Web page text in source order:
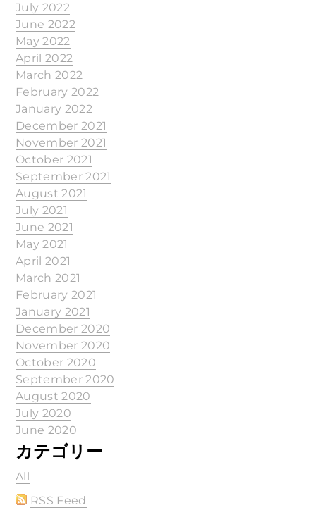
July 2022
June 2022
May 2022
April 2022
March 2022
February 2022
January 2022
December 2021
November 2021
October 2021
September 2021
August 2021
July 2021
June 2021
May 2021
April 2021
March 2021
February 2021
January 2021
December 2020
November 2020
October 2020
September 2020
August 2020
July 2020
June 2020
カテゴリー
All
RSS Feed